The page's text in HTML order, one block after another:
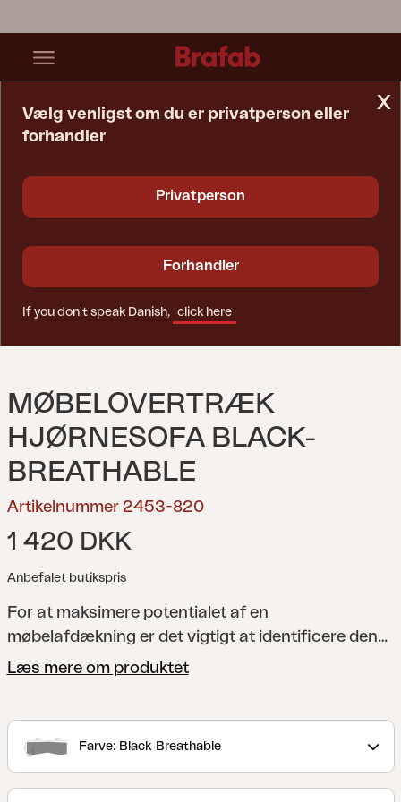
MØBELOVERTRÆK
HJØRNESOFA BLACK-
BREATHABLE
Artikelnummer 2453-820
1 420 DKK
Anbefalet butikspris
For at maksimere potentialet af en
møbelafdækning er det vigtigt at identificere den
passende størrelse. Hvis møbelafdækningen er for
materialet. Hvis møbelafdækningen er for stor, kan
Læs mere om produktet
Farve: Black-Breathable
x
Vælg venligst om du er privatperson eller
forhandler
Privatperson
Forhandler
If you don't speak Danish, click here